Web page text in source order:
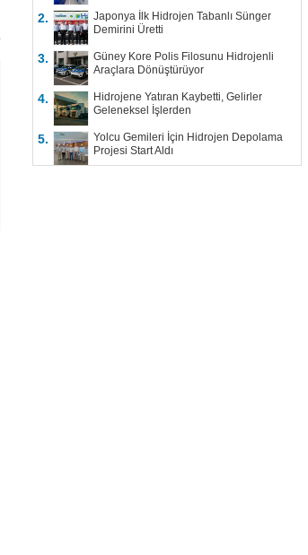
2.
Japonya İlk Hidrojen Tabanlı Sünger
Demirini Üretti
3.
Güney Kore Polis Filosunu Hidrojenli
Araçlara Dönüştürüyor
4.
Hidrojene Yatıran Kaybetti, Gelirler
Geleneksel İşlerden
5.
Yolcu Gemileri İçin Hidrojen Depolama
Projesi Start Aldı